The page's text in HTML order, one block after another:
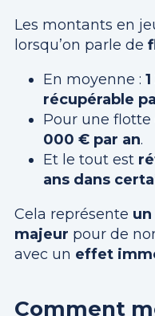
Les montants en
lorsqu’on parle de
En moyenne :
récupérable
Pour une flotte
000 € par an.
Et le tout est
ans dans
Cela représente
majeur pour de
avec un effet
Comment